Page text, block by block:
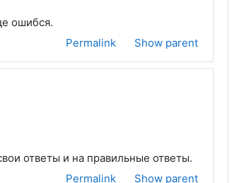
ошибся.
Permalink
Show parent
ответы и на правильные ответы.
Permalink
Show parent